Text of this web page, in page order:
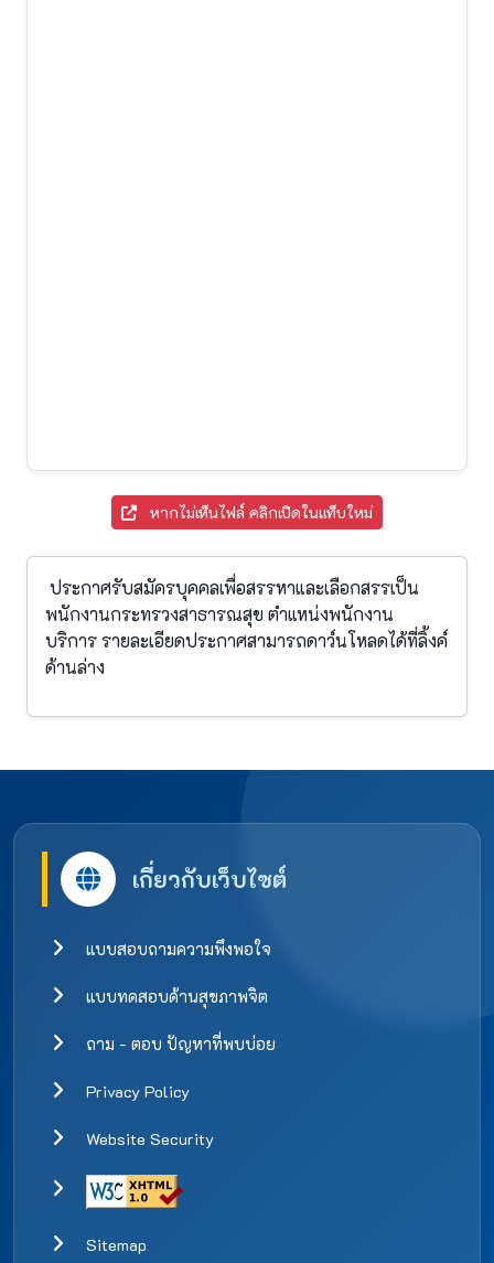
หากไม่เห็นไฟล์ คลิกเปิดในแท็บใหม่
ประกาศรับสมัครบุคคลเพื่อสรรหาและเลือกสรรเป็น
พนักงานกระทรวงสาธารณสุข ตำแหน่งพนักงาน
บริการ รายละเอียดประกาศสามารถดาว์นโหลดได้ที่ลิ้งค์
ด้านล่าง
เกี่ยวกับเว็บไซต์
แบบสอบถามความพึงพอใจ
แบบทดสอบด้านสุขภาพจิต
ถาม - ตอบ ปัญหาที่พบบ่อย
Privacy Policy
Website Security
Sitemap